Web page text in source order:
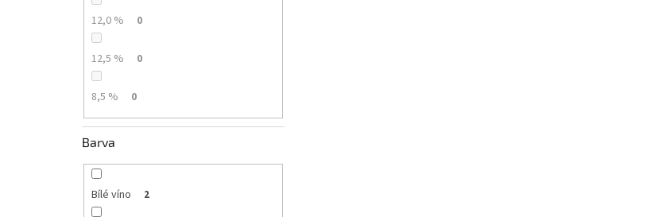
12,0 % 0
12,5 % 0
8,5 % 0
Barva
Bílé víno 2